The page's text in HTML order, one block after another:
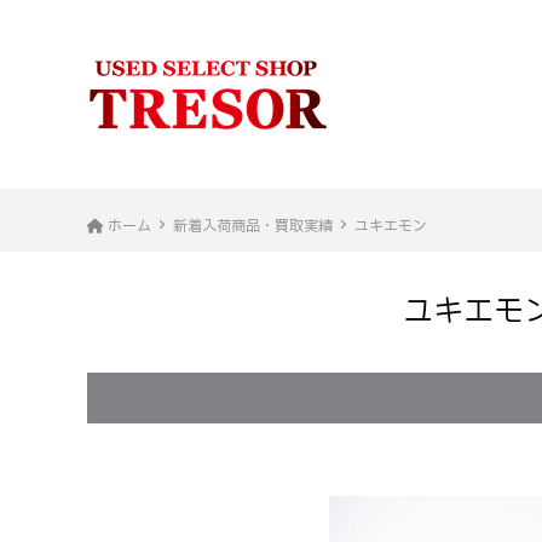
ホーム 新着入荷商品・買取実績 ユキエモン
ユキエモ